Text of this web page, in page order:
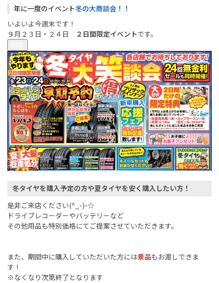
年に一度のイベント冬の大商談会！！
いよいよ今週末です！
９月２３日・２４日
２日間限定イベントです。
冬タイヤを購入予定の方や夏タイヤを安く購入したい方 ！
是非ご来店ください(^_-)-☆
ドライブレコーダーやバッテリーなど
その他用品も特別価格にてご提案させていただきます。
また、期間中に購入していただいた方には景品もお渡しできま
す！
※なくなり次第終了となります